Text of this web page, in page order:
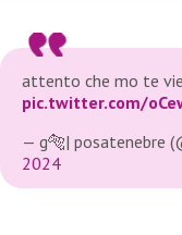
attento che mo te
pic.twitter.com/
— g🐅| posatenebre
2024